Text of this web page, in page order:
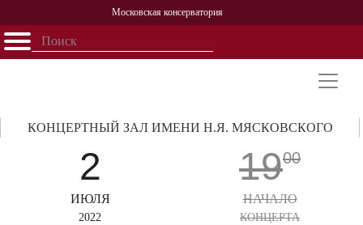
Московская консерватория
Открыть - закрыть
Персоналии
История
2
ИЮЛЯ
2022
КОНЦЕРТНЫЙ ЗАЛ ИМЕНИ Н.Я. МЯСКОВСКОГО
1900
НАЧАЛО
КОНЦЕРТА